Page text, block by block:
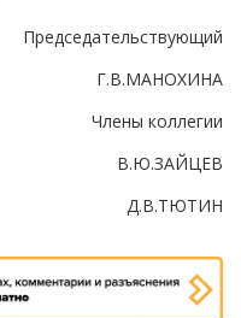
Председательствующий
Г.В.МАНОХИНА
Члены коллегии
В.Ю.ЗАЙЦЕВ
Д.В.ТЮТИН